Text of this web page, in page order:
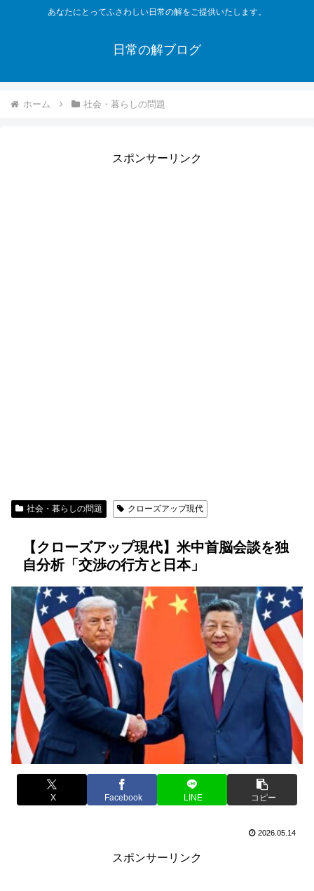
あなたにとってふさわしい日常の解をご提供いたします。
日常の解ブログ
ホーム 社会・暮らしの問題
スポンサーリンク
社会・暮らしの問題 クローズアップ現代
【クローズアップ現代】米中首脳会談を独
自分析「交渉の行方と日本」
X Facebook LINE コピー
2026.05.14
スポンサーリンク